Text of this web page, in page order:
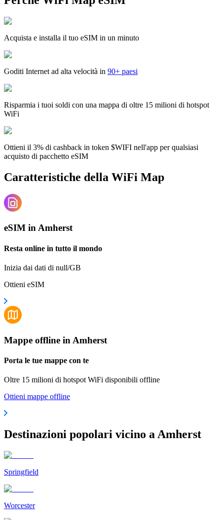
Acquista e installa il tuo eSIM in un minuto
Goditi Internet ad alta velocità in 90+ paesi
Risparmia i tuoi soldi con una mappa di oltre 15 milioni di hotspot
WiFi
Ottieni il 3% di cashback in token $WIFI nell'app per qualsiasi
acquisto di pacchetto eSIM
Caratteristiche della WiFi Map
eSIM in Amherst
Resta online in tutto il mondo
Inizia dai dati di null/GB
Ottieni eSIM
Mappe offline in Amherst
Porta le tue mappe con te
Oltre 15 milioni di hotspot WiFi disponibili offline
Ottieni mappe offline
Destinazioni popolari vicino a Amherst
Springfield
Worcester